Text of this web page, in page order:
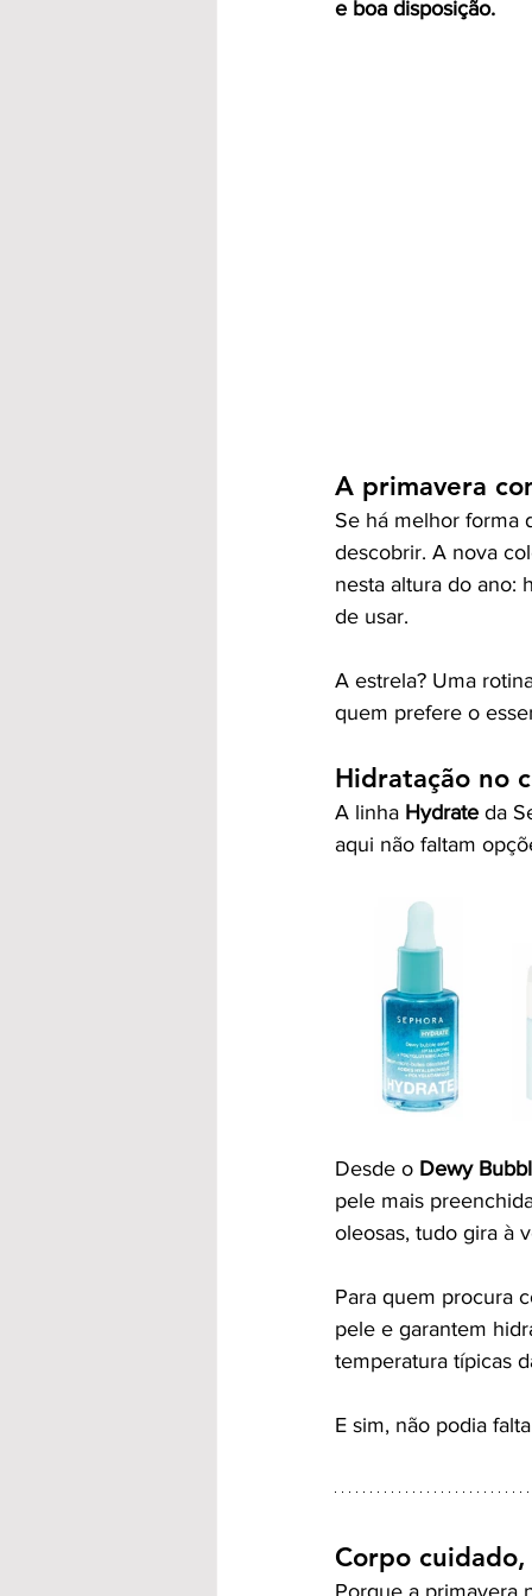
e boa disposição.
A primavera
Se há melhor forma
descobrir. A nova
nesta altura do ano:
de usar.
A estrela? Uma
quem prefere o
Hidratação no
A linha Hydrate da
aqui não faltam
Desde o Dewy
pele mais
oleosas, tudo gira à
Para quem procura
pele e garantem
temperatura típicas
E sim, não podia
Corpo
Porque a primavera